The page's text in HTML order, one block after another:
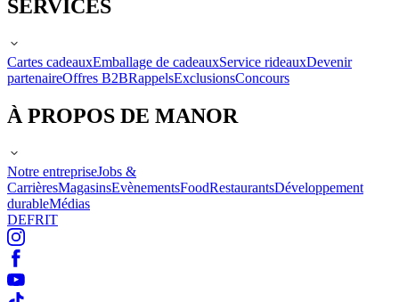
SERVICES
Cartes cadeauxEmballage de cadeauxService rideauxDevenir
partenaireOffres B2BRappelsExclusionsConcours
À PROPOS DE MANOR
Notre entrepriseJobs &
CarrièresMagasinsEvènementsFoodRestaurantsDéveloppement
durableMédias
DEFRIT